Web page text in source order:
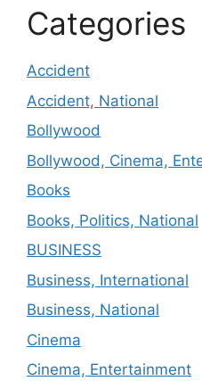
Categories
Accident
Accident, National
Bollywood
Bollywood, Cinema,
Books
Books, Politics, National
BUSINESS
Business, International
Business, National
Cinema
Cinema, Entertainment